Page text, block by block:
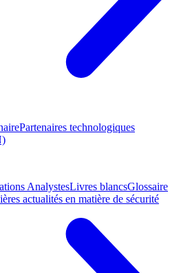
Partenaires technologiques
AnalystesLivres blancsGlossaire
actualités en matière de sécurité